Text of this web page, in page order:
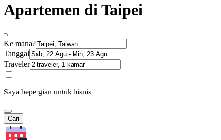
Apartemen di Taipei
Ke mana?
Tanggal
Traveler
Saya bepergian untuk bisnis
Cari